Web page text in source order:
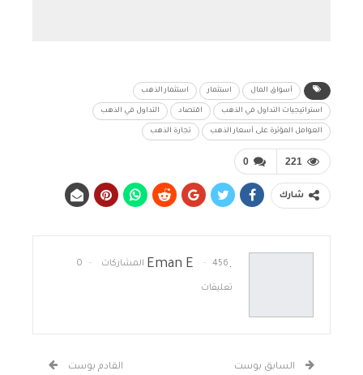
أسواق المال استثمار استثمار الذهب
استراتيجيات التداول في الذهب اقتصاد التداول في الذهب
العوامل المؤثرة على أسعار الذهب تجارة الذهب
0 221
شارك
.Eman E 456 المشاركات 0
تعليقات
السابق بوست القادم بوست